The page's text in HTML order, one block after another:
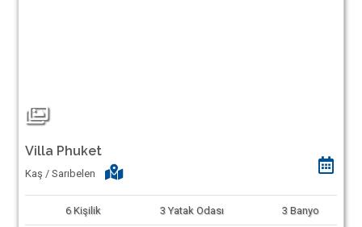
Villa Phuket
Kaş / Sarıbelen
6 Kişilik 3 Yatak Odası 3 Banyo